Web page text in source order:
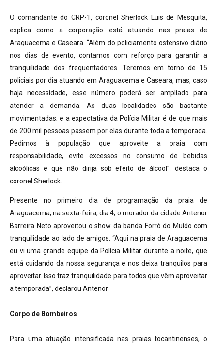
O comandante do CRP-1, coronel Sherlock Luís de Mesquita,
explica como a corporação está atuando nas praias de
Araguacema e Caseara. “Além do policiamento ostensivo diário
nos dias de evento, contamos com reforço para garantir a
tranquilidade dos frequentadores. Teremos em torno de 15
policiais por dia atuando em Araguacema e Caseara, mas, caso
haja necessidade, esse número poderá ser ampliado para
atender a demanda. As duas localidades são bastante
movimentadas, e a expectativa da Polícia Militar é de que mais
de 200 mil pessoas passem por elas durante toda a temporada.
Pedimos à população que aproveite a praia com
responsabilidade, evite excessos no consumo de bebidas
alcoólicas e que não dirija sob efeito de álcool”, destaca o
coronel Sherlock.
Presente no primeiro dia de programação da praia de
Araguacema, na sexta-feira, dia 4, o morador da cidade Antenor
Barreira Neto aproveitou o show da banda Forró do Muído com
tranquilidade ao lado de amigos. “Aqui na praia de Araguacema
eu vi uma grande equipe da Polícia Militar durante a noite, que
está cuidando da nossa segurança e nos deixa tranquilos para
aproveitar. Isso traz tranquilidade para todos que vêm aproveitar
a temporada”, declarou Antenor.
Corpo de Bombeiros
Para uma atuação intensificada nas praias tocantinenses, o